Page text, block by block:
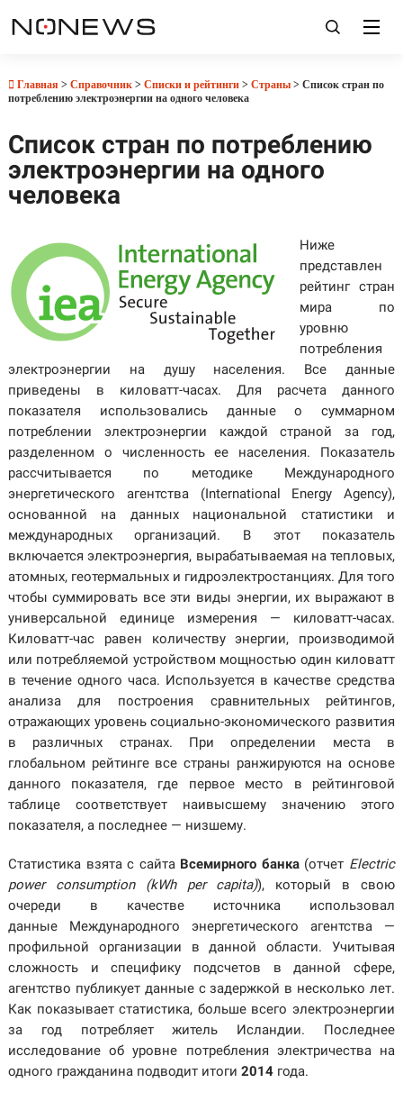
Главная > Справочник> Списки и рейтинги> Страны> Список стран по
потреблению электроэнергии на одного человека
Список стран по потреблению
электроэнергии на одного
человека
Ниже
представлен
рейтинг стран
мира по
уровню
потребления
электроэнергии на душу населения. Все данные
приведены в киловатт-часах. Для расчета данного
показателя использовались данные о суммарном
потреблении электроэнергии каждой страной за год,
разделенном о численность ее населения. Показатель
рассчитывается по методике Международного
энергетического агентства (International Energy Agency),
основанной на данных национальной статистики и
международных организаций. В этот показатель
включается электроэнергия, вырабатываемая на тепловых,
атомных, геотермальных и гидроэлектростанциях. Для того
чтобы суммировать все эти виды энергии, их выражают в
универсальной единице измерения — киловатт-часах.
Киловатт-час равен количеству энергии, производимой
или потребляемой устройством мощностью один киловатт
в течение одного часа. Используется в качестве средства
анализа для построения сравнительных рейтингов,
отражающих уровень социально-экономического развития
в различных странах. При определении места в
глобальном рейтинге все страны ранжируются на основе
данного показателя, где первое место в рейтинговой
таблице соответствует наивысшему значению этого
показателя, а последнее — низшему.
Статистика взята с сайта Всемирного банка(отчет Electric
power consumption (kWh per capita)), который в свою
очереди в качестве источника использовал
данные Международного энергетического агентства —
профильной организации в данной области. Учитывая
сложность и специфику подсчетов в данной сфере,
агентство публикует данные с задержкой в несколько лет.
Как показывает статистика, больше всего электроэнергии
за год потребляет житель Исландии. Последнее
исследование об уровне потребления электричества на
одного гражданина подводит итоги 2014года.